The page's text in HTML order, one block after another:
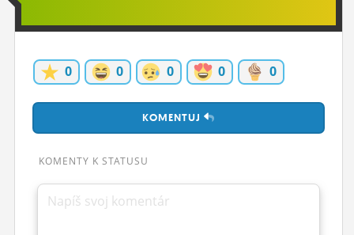
FÓRUM
STATUSY
BLOGY
MÔJ PROFIL
0 0 0 0 0
KOMENTUJ
KOMENTY K STATUSU
Napíš svoj komentár